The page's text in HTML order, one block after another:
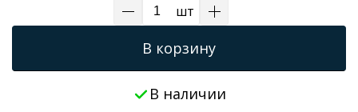
шт
В корзину
В наличии